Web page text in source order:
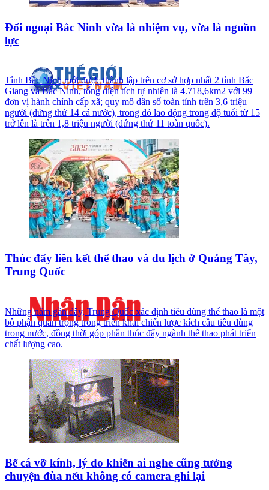
Đối ngoại Bắc Ninh vừa là nhiệm vụ, vừa là nguồn
lực
Tỉnh Bắc Ninh mới được thành lập trên cơ sở hợp nhất 2 tỉnh Bắc
Giang và Bắc Ninh, tổng diện tích tự nhiên là 4.718,6km2 với 99
đơn vị hành chính cấp xã; quy mô dân số toàn tỉnh trên 3,6 triệu
người (đứng thứ 14 cả nước), trong đó lao động trong độ tuổi từ 15
trở lên là trên 1,8 triệu người (đứng thứ 11 toàn quốc).
Thúc đẩy liên kết thể thao và du lịch ở Quảng Tây,
Trung Quốc
Những năm gần đây, Trung Quốc xác định tiêu dùng thể thao là một
bộ phận quan trọng trong triển khai chiến lược kích cầu tiêu dùng
trong nước, đồng thời góp phần thúc đẩy ngành thể thao phát triển
chất lượng cao.
Bể cá vỡ kính, lý do khiến ai nghe cũng tưởng
chuyện đùa nếu không có camera ghi lại